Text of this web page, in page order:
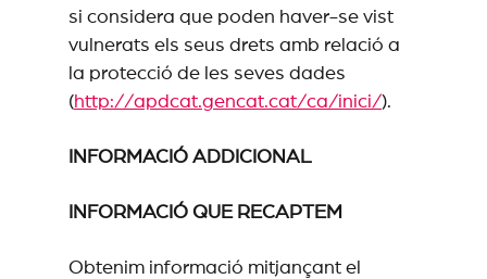
si considera que poden haver-se vist
vulnerats els seus drets amb relació a
la protecció de les seves dades
(http://apdcat.gencat.cat/ca/inici/).
INFORMACIÓ ADDICIONAL
INFORMACIÓ QUE RECAPTEM
Obtenim informació mitjançant el